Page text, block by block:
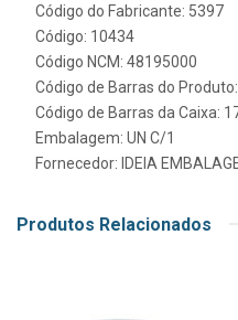
Código do Fabricante: 5397
Código: 10434
Código NCM: 48195000
Código de Barras do
Código de Barras da Caixa:
Embalagem: UN C/1
Fornecedor: IDEIA
Produtos Relacionados